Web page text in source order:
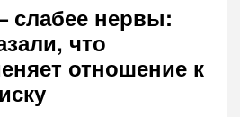
слабее нервы:
что
отношение к